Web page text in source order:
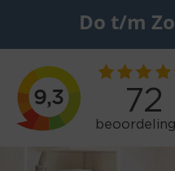
Do t/m Zo